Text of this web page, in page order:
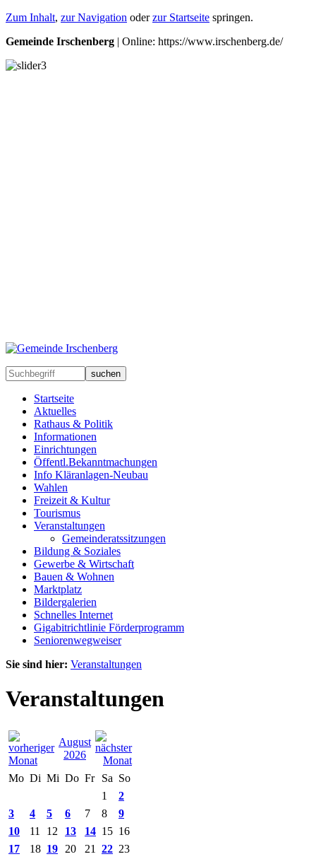
Zum Inhalt, zur Navigation oderzur Startseite springen.
Gemeinde Irschenberg | Online: https://www.irschenberg.de/
suchen
Startseite
Aktuelles
Rathaus & Politik
Informationen
Einrichtungen
Öffentl.Bekanntmachungen
Info Kläranlagen-Neubau
Wahlen
Freizeit & Kultur
Tourismus
Veranstaltungen
Gemeinderatssitzungen
Bildung & Soziales
Gewerbe & Wirtschaft
Bauen & Wohnen
Marktplatz
Bildergalerien
Schnelles Internet
Gigabitrichtlinie Förderprogramm
Seniorenwegweiser
Sie sind hier: Veranstaltungen
Veranstaltungen
August
2026
Mo Di Mi Do Fr Sa So
1
2
3
4 5 6 7 8
9
10
11 12 13 14 15 16
17
18 19 20 21 22 23